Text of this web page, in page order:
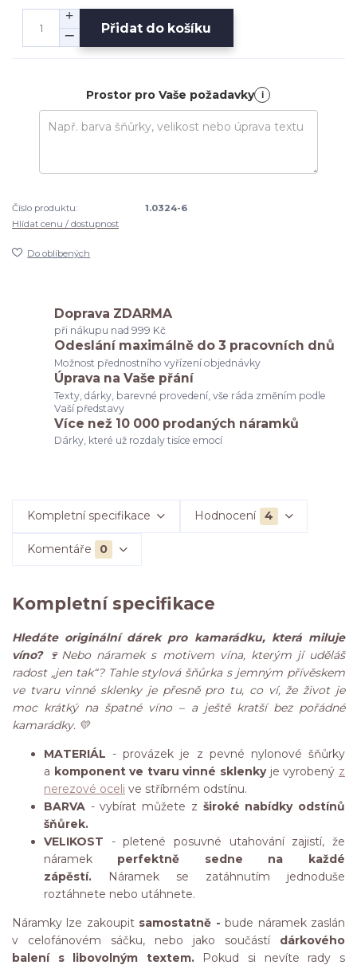
Přidat do košíku
Prostor pro Vaše požadavky i
Číslo produktu:
1.0324-6
Hlídat cenu / dostupnost
Do oblíbených
Doprava ZDARMA
při nákupu nad 999 Kč
Odeslání maximálně do 3 pracovních dnů
Možnost přednostního vyřízení objednávky
Úprava na Vaše přání
Texty, dárky, barevné provedení, vše ráda změním podle
Vaší představy
Více než 10 000 prodaných náramků
Dárky, které už rozdaly tisíce emocí
Kompletní specifikace Hodnocení 4
Komentáře 0
Kompletní specifikace
Hledáte originální dárek pro kamarádku, která miluje
víno?🍷Nebo náramek s motivem vína, kterým jí uděláš
radost „jen tak“? Tahle stylová šňůrka s jemným přívěskem
ve tvaru vinné sklenky je přesně pro tu, co ví, že život je
moc krátký na špatné víno – a ještě kratší bez pořádné
kamarádky. 💛
MATERIÁL - provázek je z pevné nylonové šňůrky
a komponent ve tvaru vinné sklenky je vyrobený z
nerezové oceli ve stříbrném odstínu.
BARVA - vybírat můžete z široké nabídky odstínů
šňůrek.
VELIKOST - pletené posuvné utahování zajistí, že
náramek perfektně sedne na každé
zápěstí. Náramek se zatáhnutím jednoduše
roztáhnete nebo utáhnete.
Náramky lze zakoupit samostatně - bude náramek zaslán
v celofánovém sáčku, nebo jako součástí dárkového
balení s libovolným textem.Pokud si nevíte rady s